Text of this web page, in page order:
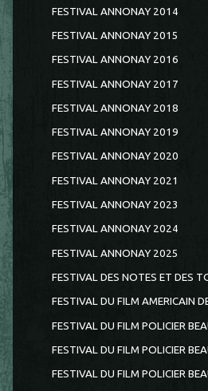
FESTIVAL ANNONAY 2014
FESTIVAL ANNONAY 2015
FESTIVAL ANNONAY 2016
FESTIVAL ANNONAY 2017
FESTIVAL ANNONAY 2018
FESTIVAL ANNONAY 2019
FESTIVAL ANNONAY 2020
FESTIVAL ANNONAY 2021
FESTIVAL ANNONAY 2023
FESTIVAL ANNONAY 2024
FESTIVAL ANNONAY 2025
FESTIVAL DES NOTES ET DES
FESTIVAL DU FILM AMERICAIN
FESTIVAL DU FILM POLICIER
FESTIVAL DU FILM POLICIER
FESTIVAL DU FILM POLICIER